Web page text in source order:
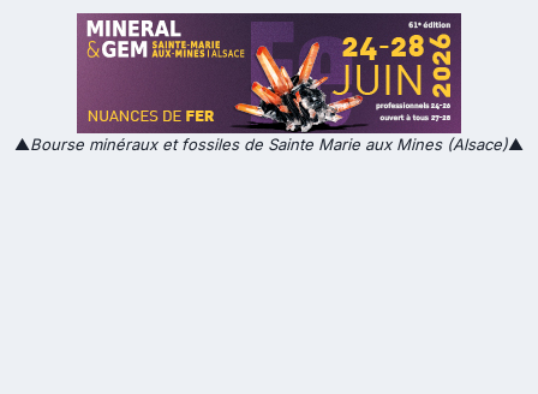
▲Bourse minéraux et fossiles de Sainte Marie aux Mines (Alsace)▲